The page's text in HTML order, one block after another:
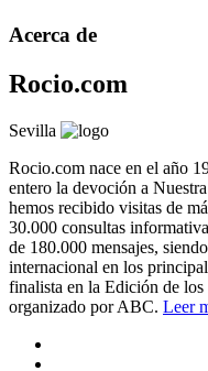
Acerca de
Rocio.com
Sevilla
Rocio.com nace en el año
entero la devoción a
hemos recibido visitas de
30.000 consultas
de 180.000 mensajes,
internacional en los
finalista en la Edición de los
organizado por ABC. Leer